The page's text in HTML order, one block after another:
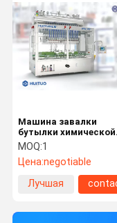
Машина завалки
бутылки химической
промышленности
автоматическая
MOQ:1
Цена:negotiable
Лучшая